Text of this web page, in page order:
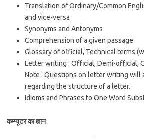
Translation of Ordinary/Common
and vice-versa
Synonyms and Antonyms
Comprehension of a given passage
Glossary of official, Technical terms
Letter writing : Official, Demi-official,
Note : Questions on letter writing will
regarding the structure of a letter.
Idioms and Phrases to One Word
कम्प्यूटर का ज्ञान